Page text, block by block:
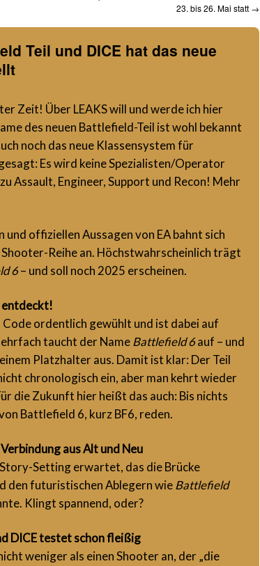
23. bis 26. Mai statt →
Teil und DICE hat das neue
Zeit! Über LEAKS will und werde ich hier
des neuen Battlefield-Teil ist wohl bekannt
noch das neue Klassensystem für
Es wird keine Spezialisten/Operator
Assault, Engineer, Support und Recon! Mehr
offiziellen Aussagen von EA bahnt sich
Reihe an. Höchstwahrscheinlich trägt
6– und soll noch 2025 erscheinen.
entdeckt!
ordentlich gewühlt und ist dabei auf
taucht der NameBattlefield 6auf – und
Platzhalter aus. Damit ist klar: Der Teil
chronologisch ein, aber man kehrt wieder
die Zukunft hier heißt das auch: Bis nichts
Battlefield 6, kurz BF6, reden.
aus Alt und Neu
Story-Setting erwartet, das die Brücke
den futuristischen Ablegern wieBattlefield
Klingt spannend, oder?
DICE testet schon fleißig
weniger als einen Shooter an, der „die